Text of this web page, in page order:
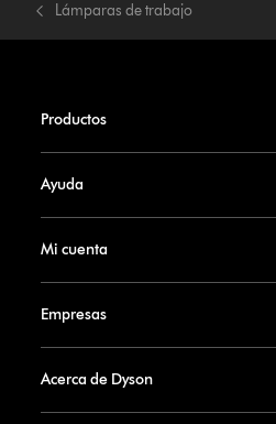
Lámparas de trabajo
Productos
Ayuda
Mi cuenta
Empresas
Acerca de Dyson